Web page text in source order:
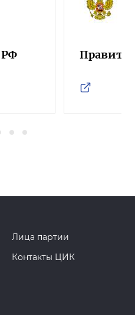
РФ
Лица партии
Контакты ЦИК